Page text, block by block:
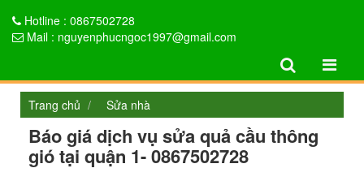
Hotline : 0867502728
Mail : nguyenphucngoc1997@gmail.com
Trang chủ Sửa nhà
Báo giá dịch vụ sửa quả cầu thông
gió tại quận 1- 0867502728